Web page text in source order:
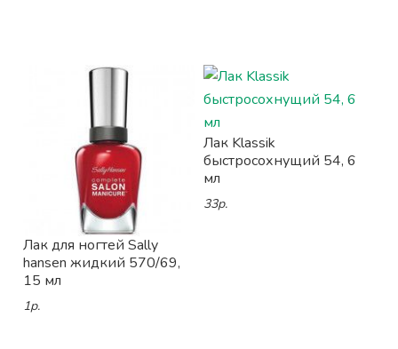
Лак для ногтей Sally
hansen жидкий 570/69,
15 мл
1р.
Лак Klassik
быстросохнущий 54, 6
мл
33р.